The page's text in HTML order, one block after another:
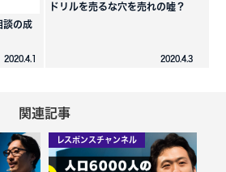
談の成
2020.4.1
ドリルを売るな穴を売れの嘘？
2020.4.3
関連記事
レスポンスチャンネル